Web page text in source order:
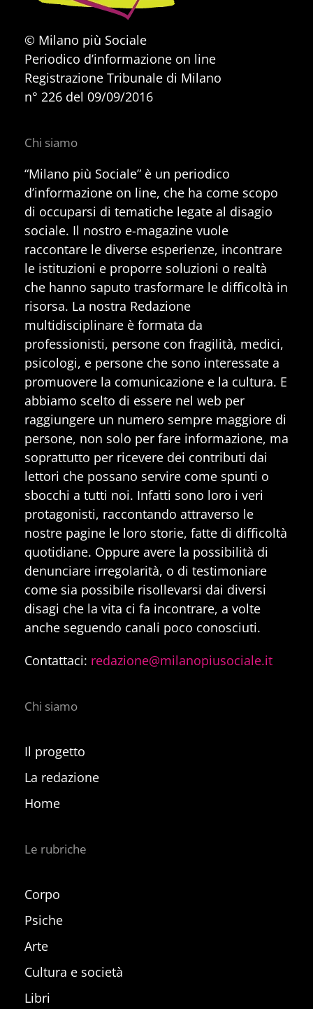
© Milano più Sociale
Periodico d’informazione on line
Registrazione Tribunale di Milano
n° 226 del 09/09/2016
Chi siamo
“Milano più Sociale” è un periodico
d’informazione on line, che ha come scopo
di occuparsi di tematiche legate al disagio
sociale. Il nostro e-magazine vuole
raccontare le diverse esperienze, incontrare
le istituzioni e proporre soluzioni o realtà
che hanno saputo trasformare le difficoltà in
risorsa. La nostra Redazione
multidisciplinare è formata da
professionisti, persone con fragilità, medici,
psicologi, e persone che sono interessate a
promuovere la comunicazione e la cultura. E
abbiamo scelto di essere nel web per
raggiungere un numero sempre maggiore di
persone, non solo per fare informazione, ma
soprattutto per ricevere dei contributi dai
lettori che possano servire come spunti o
sbocchi a tutti noi. Infatti sono loro i veri
protagonisti, raccontando attraverso le
nostre pagine le loro storie, fatte di difficoltà
quotidiane. Oppure avere la possibilità di
denunciare irregolarità, o di testimoniare
come sia possibile risollevarsi dai diversi
disagi che la vita ci fa incontrare, a volte
anche seguendo canali poco conosciuti.
Contattaci: redazione@milanopiusociale.it
Chi siamo
Il progetto
La redazione
Home
Le rubriche
Corpo
Psiche
Arte
Cultura e società
Libri